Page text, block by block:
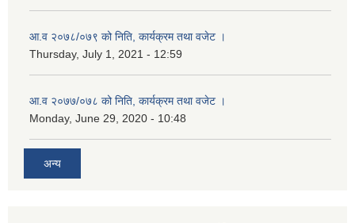
आ.व २०७८/०७९ को निति, कार्यक्रम तथा वजेट ।
Thursday, July 1, 2021 - 12:59
आ.व २०७७/०७८ को निति, कार्यक्रम तथा वजेट ।
Monday, June 29, 2020 - 10:48
अन्य